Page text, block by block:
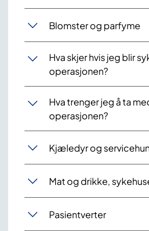
Blomster og parfyme
Hva skjer hvis jeg blir
operasjonen?
Hva trenger jeg å ta
operasjonen?
Kjæledyr og
Mat og drikke,
Pasientverter